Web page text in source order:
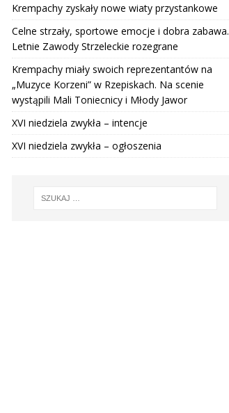
Krempachy zyskały nowe wiaty przystankowe
Celne strzały, sportowe emocje i dobra zabawa.
Letnie Zawody Strzeleckie rozegrane
Krempachy miały swoich reprezentantów na
„Muzyce Korzeni” w Rzepiskach. Na scenie
wystąpili Mali Toniecnicy i Młody Jawor
XVI niedziela zwykła – intencje
XVI niedziela zwykła – ogłoszenia